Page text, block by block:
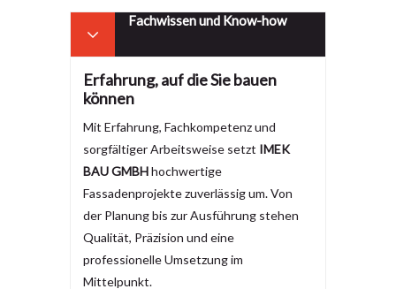
Fachwissen und Know-how
Erfahrung, auf die Sie bauen
können
Mit Erfahrung, Fachkompetenz und
sorgfältiger Arbeitsweise setzt IMEK
BAU GMBHhochwertige
Fassadenprojekte zuverlässig um. Von
der Planung bis zur Ausführung stehen
Qualität, Präzision und eine
professionelle Umsetzung im
Mittelpunkt.